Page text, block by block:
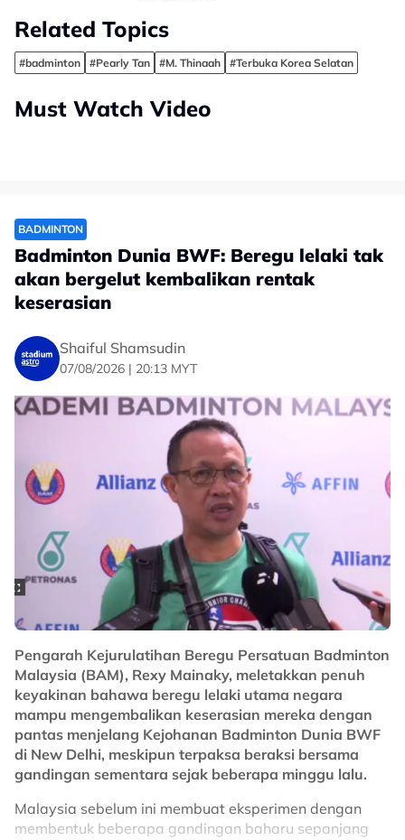
Related Topics
#badminton #Pearly Tan #M. Thinaah #Terbuka Korea Selatan
Must Watch Video
BADMINTON
Badminton Dunia BWF: Beregu lelaki tak
akan bergelut kembalikan rentak
keserasian
Shaiful Shamsudin
07/08/2026 | 20:13 MYT
Pengarah Kejurulatihan Beregu Persatuan Badminton
Malaysia (BAM), Rexy Mainaky, meletakkan penuh
keyakinan bahawa beregu lelaki utama negara
mampu mengembalikan keserasian mereka dengan
pantas menjelang Kejohanan Badminton Dunia BWF
di New Delhi, meskipun terpaksa beraksi bersama
gandingan sementara sejak beberapa minggu lalu.
Malaysia sebelum ini membuat eksperimen dengan
membentuk beberapa gandingan baharu sepanjang